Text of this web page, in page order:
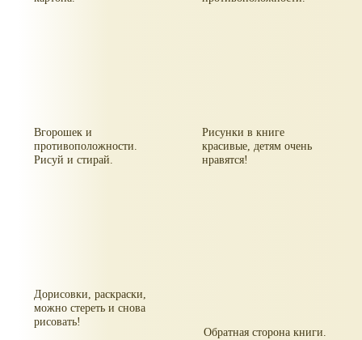
Вгорошек и
противоположности.
Рисуй и стирай.
Рисунки в книге
красивые, детям очень
нравятся!
Дорисовки, раскраски,
можно стереть и снова
рисовать!
Обратная сторона книги.